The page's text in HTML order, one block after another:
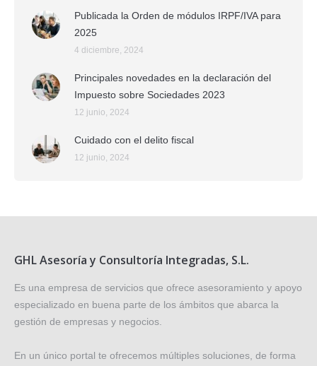
Publicada la Orden de módulos IRPF/IVA para
2025
4 diciembre, 2024
Principales novedades en la declaración del
Impuesto sobre Sociedades 2023
12 junio, 2024
Cuidado con el delito fiscal
12 junio, 2024
GHL Asesoría y Consultoría Integradas, S.L.
Es una empresa de servicios que ofrece asesoramiento y apoyo
especializado en buena parte de los ámbitos que abarca la
gestión de empresas y negocios.
En un único portal te ofrecemos múltiples soluciones, de forma